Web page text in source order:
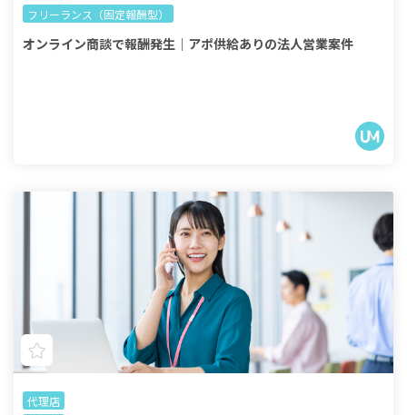
フリーランス（固定報酬型）
オンライン商談で報酬発生｜アポ供給ありの法人営業案件
代理店